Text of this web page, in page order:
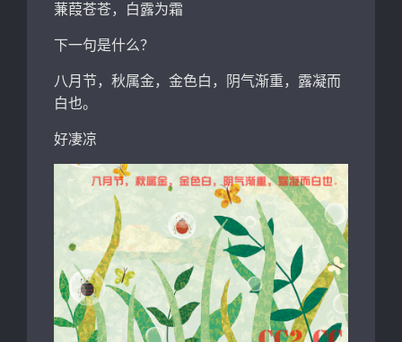
蒹葭苍苍，白露为霜
下一句是什么？
八月节，秋属金，金色白，阴气渐重，露凝而
白也。
好凄凉